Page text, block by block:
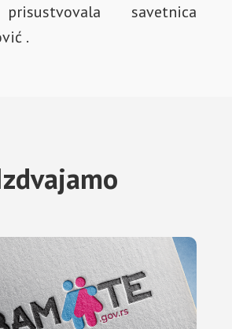
savetnica
.